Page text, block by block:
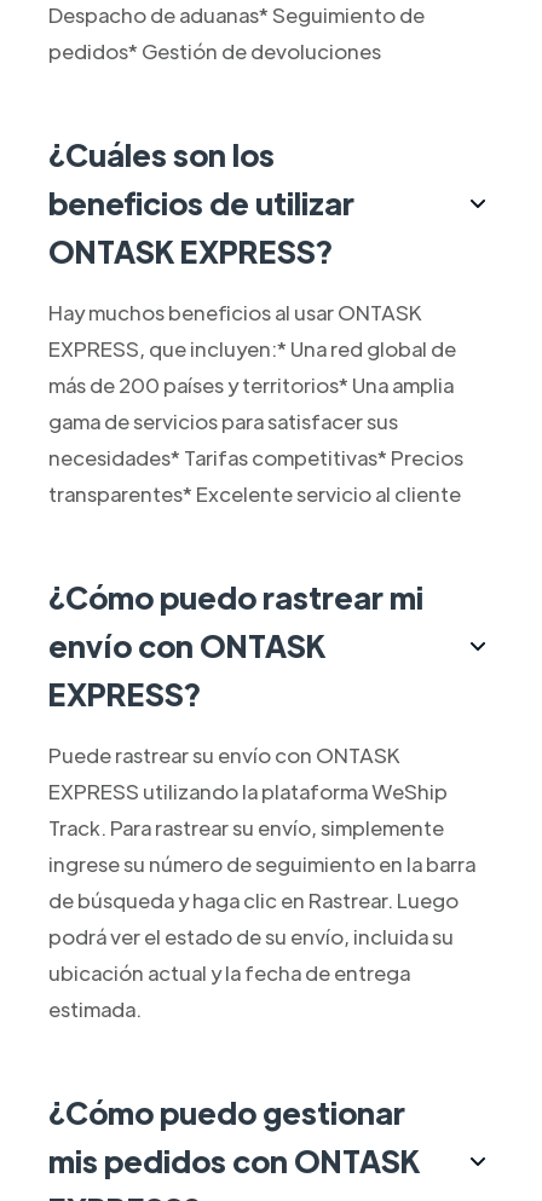
Despacho de aduanas* Seguimiento de
pedidos* Gestión de devoluciones
¿Cuáles son los
beneficios de utilizar
ONTASK EXPRESS?
Hay muchos beneficios al usar ONTASK
EXPRESS, que incluyen:* Una red global de
más de 200 países y territorios* Una amplia
gama de servicios para satisfacer sus
necesidades* Tarifas competitivas* Precios
transparentes* Excelente servicio al cliente
¿Cómo puedo rastrear mi
envío con ONTASK
EXPRESS?
Puede rastrear su envío con ONTASK
EXPRESS utilizando la plataforma WeShip
Track. Para rastrear su envío, simplemente
ingrese su número de seguimiento en la barra
de búsqueda y haga clic en Rastrear. Luego
podrá ver el estado de su envío, incluida su
ubicación actual y la fecha de entrega
estimada.
¿Cómo puedo gestionar
mis pedidos con ONTASK